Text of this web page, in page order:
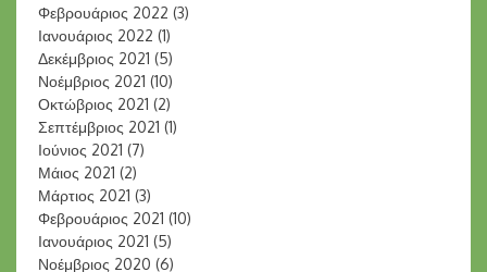
Φεβρουάριος 2022 (3)
Ιανουάριος 2022 (1)
Δεκέμβριος 2021 (5)
Νοέμβριος 2021 (10)
Οκτώβριος 2021 (2)
Σεπτέμβριος 2021 (1)
Ιούνιος 2021 (7)
Μάιος 2021 (2)
Μάρτιος 2021 (3)
Φεβρουάριος 2021 (10)
Ιανουάριος 2021 (5)
Νοέμβριος 2020 (6)